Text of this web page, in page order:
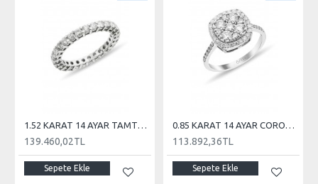
1.52 KARAT 14 AYAR TAMTUR PIRLANTA
139.460,02TL
Sepete Ekle
0.85 KARAT 14 AYAR CORONET PIRLANTA
113.892,36TL
Sepete Ekle